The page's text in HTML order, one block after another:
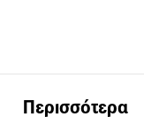
Περισσότερα